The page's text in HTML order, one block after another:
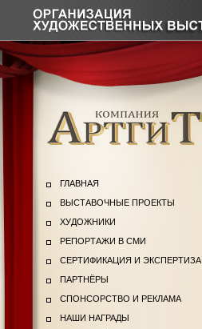
ГЛАВНАЯ
ВЫСТАВОЧНЫЕ ПРОЕКТЫ
ХУДОЖНИКИ
РЕПОРТАЖИ В СМИ
СЕРТИФИКАЦИЯ И ЭКСПЕРТИЗА
ПАРТНЁРЫ
СПОНСОРСТВО И РЕКЛАМА
НАШИ НАГРАДЫ